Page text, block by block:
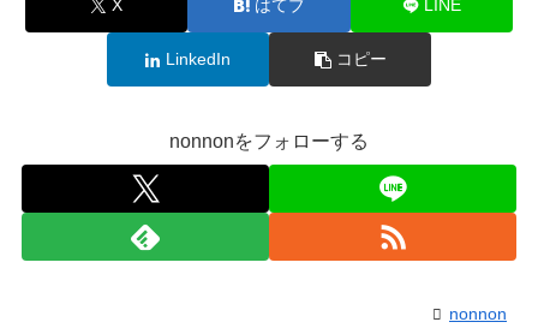
X はてブ LINE
LinkedIn コピー
nonnonをフォローする
nonnon